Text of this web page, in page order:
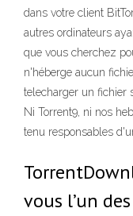
dans votre client
autres ordinateurs
que vous cherchez
n'héberge aucun
telecharger un fichier
Ni Torrent9, ni nos
tenu responsables
vous l’un